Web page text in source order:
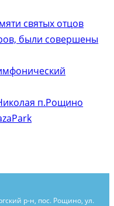
святых отцов
были совершены
п.Рощино
р-н, пос. Рощино, ул.